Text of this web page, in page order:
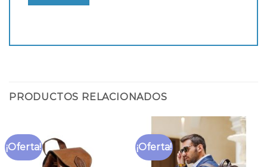
PRODUCTOS RELACIONADOS
¡Oferta! ¡Oferta!